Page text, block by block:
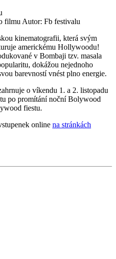
filmu Autor: Fb festivalu
kinematografii, která svým
americkému Hollywoodu!
v Bombaji tzv. masala
dokážou nejednoho
barevností vnést plno energie.
o víkendu 1. a 2. listopadu
po promítání noční Bolywood
fiestu.
online na stránkách